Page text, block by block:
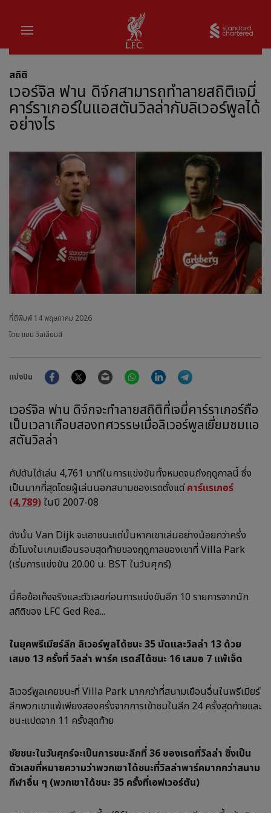
บ้าน
สถิติ
เวอร์จิล ฟาน ดิจ์กสามารถทำลายสถิติเจมี่
คาร์ราเกอร์ในแอสตันวิลล่ากับลิเวอร์พูลได้
อย่างไร
ที่ตีพิมพ์ 14 พฤษภาคม 2026
โดย แซม วิลเลียมส์
แบ่งปัน
FacebookTwitter Email WhatsAppLinkedIn
เวอร์จิล ฟาน ดิจ์กจะทำลายสถิติที่เจมี่คาร์ราเกอร์ถือ
เป็นเวลาเกือบสองทศวรรษเมื่อลิเวอร์พูลเยี่ยมชมแอ
สตันวิลล่า
กัปตันได้เล่น 4,761 นาทีในการแข่งขันทั้งหมดจนถึงฤดูกาลนี้ ซึ่ง
เป็นมากที่สุดโดยผู้เล่นนอกสนามของเรดตั้งแต่ คาร์แรเกอร์
(4,789)ในปี 2007-08
ดังนั้น Van Dijk จะเอาชนะแต่นั้นหากเขาเล่นอย่างน้อยกว่าครึ่ง
ชั่วโมงในเกมเยือนรอบสุดท้ายของฤดูกาลของเขาที่ Villa Park
(เริ่มการแข่งขัน 20.00 น. BST ในวันศุกร์)
นี่คือข้อเท็จจริงและตัวเลขก่อนการแข่งขันอีก 10 รายการจากนัก
สถิติของ LFC Ged Rea...
ในยุคพรีเมียร์ลีก ลิเวอร์พูลได้ชนะ 35 นัดและวิลล่า 13 ด้วย
เสมอ 13 ครั้งที่ วิลล่า พาร์ค เรดส์ได้ชนะ 16 เสมอ 7 แพ้เจ็ด
ลิเวอร์พูลเคยชนะที่ Villa Park มากกว่าที่สนามเยือนอื่นในพรีเมียร์
ลีกพวกเขาแพ้เพียงสองครั้งจากการเข้าชมในลีก 24 ครั้งสุดท้ายและ
ชนะแปดจาก 11 ครั้งสุดท้าย
ชัยชนะในวันศุกร์จะเป็นการชนะลีกที่ 36 ของเรดที่วิลล่า ซึ่งเป็น
ตัวเลขที่หมายความว่าพวกเขาได้ชนะที่วิลล่าพาร์คมากกว่าสนาม
กีฬาอื่น ๆ (พวกเขาได้ชนะ 35 ครั้งที่เอฟเวอร์ตัน)